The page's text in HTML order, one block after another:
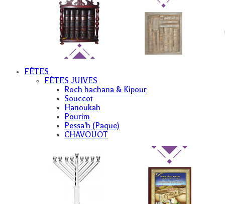
FÊTES
FÊTES JUIVES
Roch hachana & Kipour
Souccot
Hanoukah
Pourim
Pessa'h (Paque)
CHAVOUOT